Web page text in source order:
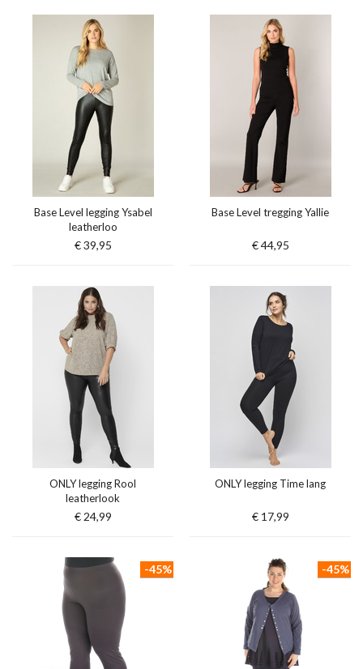
Base Level legging Ysabel
leatherloo
€ 39,95
Base Level tregging Yallie
€ 44,95
ONLY legging Rool
leatherlook
€ 24,99
ONLY legging Time lang
€ 17,99
-45% -45%